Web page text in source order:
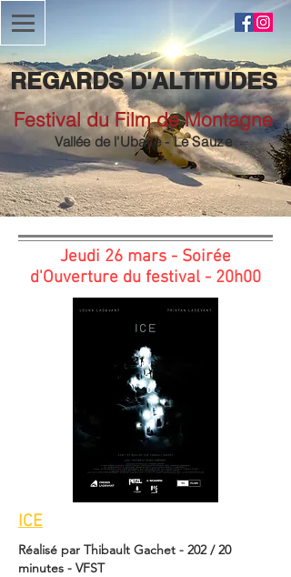
REGARDS D'ALTITUDES
Festival du Film de Montagne
Vallée del'Ubaye- LeSauze
Jeudi 26 mars - Soirée
d'Ouverture du festival - 20h00
ICE
Réalisé par Thibault Gachet - 202 / 20
minutes - VFST